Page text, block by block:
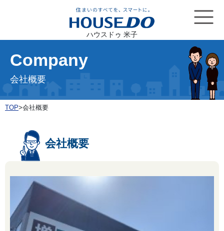
ハウスドゥ 米子
Company
会社概要
TOP>会社概要
会社概要